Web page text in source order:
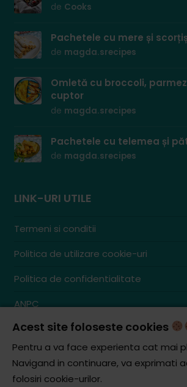
de Cooks
Pachetele cu mere și
de magda.srecipes
Omletă cu broccoli,
cuptor
de magda.srecipes
Pachetele cu telemea și
de magda.srecipes
LINK-URI UTILE
Termeni si conditii
Politica de utilizare cookie-uri
Politica de confidentialitate
ANPC
Contact
S.C. ZENCOM MEDIA GROUP SRL
J20/1379/2017
Acest site foloseste cookies
Pentru a va face experienta cat mai
Navigand in continuare, va exprimati
folosiri cookie-urilor.